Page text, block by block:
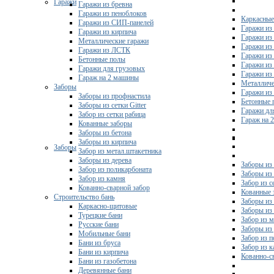
Гаражи
Гаражи из
Гаражи из
Гаражи из
Гаражи из
Гаражи
Гаражи из
Гаражи
Бетонные
Гаражи
Гараж на
Заборы
Заборы из
Заборы из
Забор из
Кованные
Заборы из
Заборы из
Забор из
Заборы из
Забор из
Забор из
Кованно-
Гаражи из бревна
Гаражи из пеноблоков
Гаражи из СИП-панелей
Гаражи из кирпича
Металлические гаражи
Гаражи из ЛСТК
Бетонные полы
Гаражи для грузовых
Гараж на 2 машины
Заборы
Заборы из профнастила
Заборы из сетки Gitter
Забор из сетки рабица
Кованные заборы
Заборы из бетона
Заборы из кирпича
Забор из метал.штакетника
Заборы из дерева
Забор из поликарбоната
Забор из камня
Кованно-сварной забор
Строительство бань
Каркасно-щитовые
Турецкие бани
Русские бани
Мобильные бани
Бани из бруса
Бани из кирпича
Бани из газобетона
Деревянные бани